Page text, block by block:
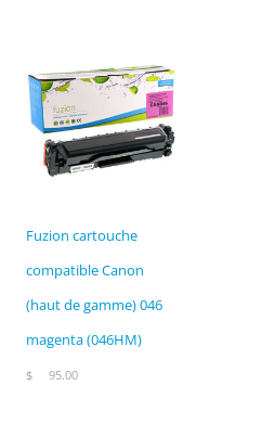
Fuzion cartouche
compatible Canon
(haut de gamme) 046
magenta (046HM)
$ 95.00